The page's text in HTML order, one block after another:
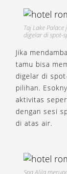
Taj Lake
digelar di spot-
Jika
tamu bisa
digelar di
pilihan.
aktivitas
dengan sesi
di atas air.
Spa Alila